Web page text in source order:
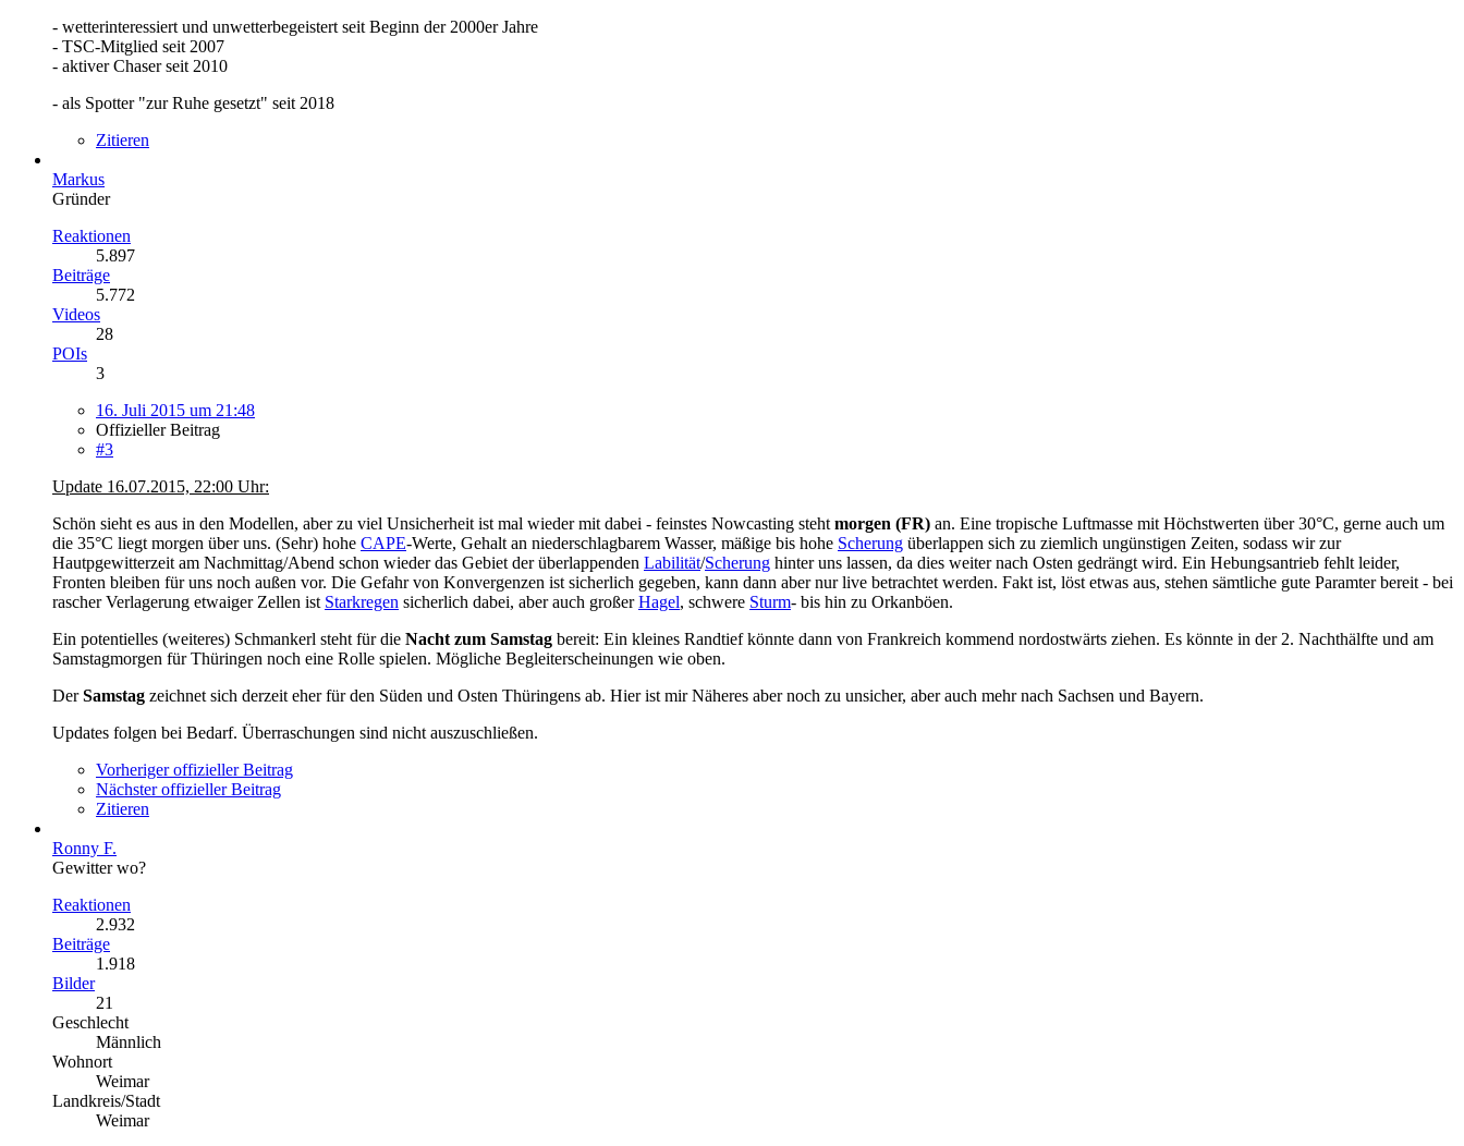
- wetterinteressiert und unwetterbegeistert seit Beginn der 2000er Jahre
- TSC-Mitglied seit 2007
- aktiver Chaser seit 2010
- als Spotter "zur Ruhe gesetzt" seit 2018
Zitieren
Markus
Gründer
Reaktionen
5.897
Beiträge
5.772
Videos
28
POIs
3
16. Juli 2015 um 21:48
Offizieller Beitrag
#3
Update 16.07.2015, 22:00 Uhr:
Schön sieht es aus in den Modellen, aber zu viel Unsicherheit ist mal wieder mit dabei - feinstes Nowcasting steht morgen (FR) an. Eine tropische Luftmasse mit Höchstwerten über 30°C, gerne auch um
die 35°C liegt morgen über uns. (Sehr) hohe CAPE-Werte, Gehalt an niederschlagbarem Wasser, mäßige bis hohe Scherung überlappen sich zu ziemlich ungünstigen Zeiten, sodass wir zur
Hautpgewitterzeit am Nachmittag/Abend schon wieder das Gebiet der überlappenden Labilität/Scherung hinter uns lassen, da dies weiter nach Osten gedrängt wird. Ein Hebungsantrieb fehlt leider,
Fronten bleiben für uns noch außen vor. Die Gefahr von Konvergenzen ist sicherlich gegeben, kann dann aber nur live betrachtet werden. Fakt ist, löst etwas aus, stehen sämtliche gute Paramter bereit - bei
rascher Verlagerung etwaiger Zellen ist Starkregen sicherlich dabei, aber auch großerHagel, schwere Sturm- bis hin zu Orkanböen.
Ein potentielles (weiteres) Schmankerl steht für die Nacht zum Samstag bereit: Ein kleines Randtief könnte dann von Frankreich kommend nordostwärts ziehen. Es könnte in der 2. Nachthälfte und am
Samstagmorgen für Thüringen noch eine Rolle spielen. Mögliche Begleiterscheinungen wie oben.
DerSamstag zeichnet sich derzeit eher für den Süden und Osten Thüringens ab. Hier ist mir Näheres aber noch zu unsicher, aber auch mehr nach Sachsen und Bayern.
Updates folgen bei Bedarf. Überraschungen sind nicht auszuschließen.
Vorheriger offizieller Beitrag
Nächster offizieller Beitrag
Zitieren
Ronny F.
Gewitter wo?
Reaktionen
2.932
Beiträge
1.918
Bilder
21
Geschlecht
Männlich
Wohnort
Weimar
Landkreis/Stadt
Weimar